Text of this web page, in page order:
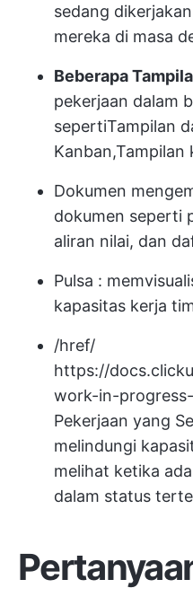
sedang
mereka di masa
Beberapa
pekerjaan dalam
sepertiTampilan
Kanban,Tampilan
Dokumen
dokumen seperti
aliran nilai, dan
Pulsa :
kapasitas kerja
/href/
https://
work-in-
Pekerjaan yang
melindungi
melihat ketika
dalam status